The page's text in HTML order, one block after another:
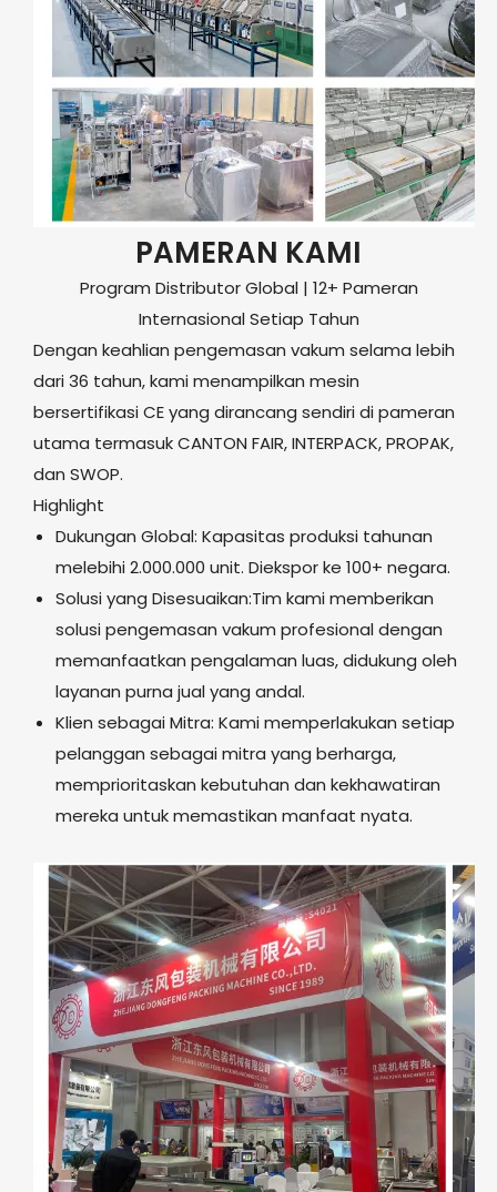
PAMERAN KAMI
Program Distributor Global | 12+ Pameran
Internasional Setiap Tahun
Dengan keahlian pengemasan vakum selama lebih
dari 36 tahun, kami menampilkan mesin
bersertifikasi CE yang dirancang sendiri di pameran
utama termasuk CANTON FAIR, INTERPACK, PROPAK,
dan SWOP.
Highlight
Dukungan Global: Kapasitas produksi tahunan
melebihi 2.000.000 unit. Diekspor ke 100+ negara.
Solusi yang Disesuaikan:Tim kami memberikan
solusi pengemasan vakum profesional dengan
memanfaatkan pengalaman luas, didukung oleh
layanan purna jual yang andal.
Klien sebagai Mitra: Kami memperlakukan setiap
pelanggan sebagai mitra yang berharga,
memprioritaskan kebutuhan dan kekhawatiran
mereka untuk memastikan manfaat nyata.